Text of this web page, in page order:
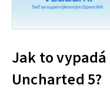
Jak to
Uncharted 5?